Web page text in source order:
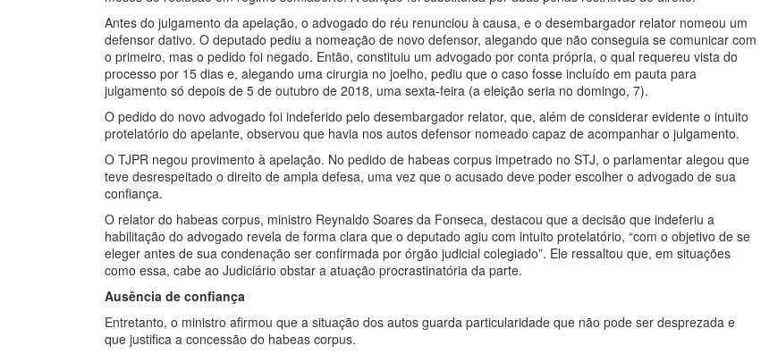
Antes do julgamento da apelação, o advogado do réu renunciou à causa, e o desembargador relator nomeou um
defensor dativo. O deputado pediu a nomeação de novo defensor, alegando que não conseguia se comunicar com
o primeiro, mas o pedido foi negado. Então, constituiu um advogado por conta própria, o qual requereu vista do
processo por 15 dias e, alegando uma cirurgia no joelho, pediu que o caso fosse incluído em pauta para
julgamento só depois de 5 de outubro de 2018, uma sexta-feira (a eleição seria no domingo, 7).
O pedido do novo advogado foi indeferido pelo desembargador relator, que, além de considerar evidente o intuito
protelatório do apelante, observou que havia nos autos defensor nomeado capaz de acompanhar o julgamento.
O TJPR negou provimento à apelação. No pedido de habeas corpus impetrado no STJ, o parlamentar alegou que
teve desrespeitado o direito de ampla defesa, uma vez que o acusado deve poder escolher o advogado de sua
confiança.
O relator do habeas corpus, ministro Reynaldo Soares da Fonseca, destacou que a decisão que indeferiu a
habilitação do advogado revela de forma clara que o deputado agiu com intuito protelatório, “com o objetivo de se
eleger antes de sua condenação ser confirmada por órgão judicial colegiado”. Ele ressaltou que, em situações
como essa, cabe ao Judiciário obstar a atuação procrastinatória da parte.
Ausência de confiança
Entretanto, o ministro afirmou que a situação dos autos guarda particularidade que não pode ser desprezada e
que justifica a concessão do habeas corpus.